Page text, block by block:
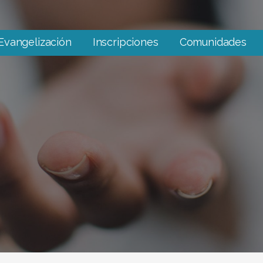
Inscripciones Comunidades